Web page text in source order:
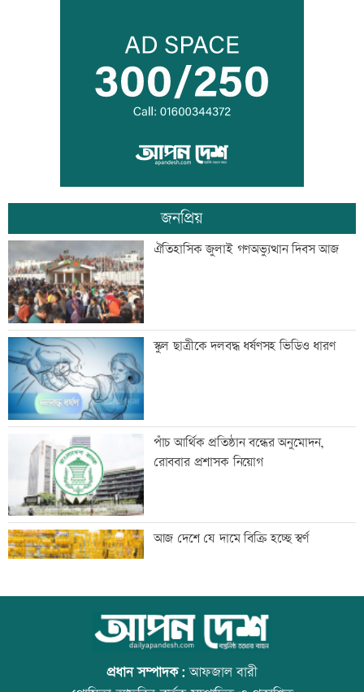
আজ দেশে স্বর্ণের ভরি কত
ড্রেন নির্মাণ কাজে ধীরগতি, চরম বিপাকে
ব্যবসায়ীরা
নোয়াখালীতে পুকুরে পড়ে শিশুর মৃত্যু
স্বামীর বিরুদ্ধে স্ত্রীর সংবাদ সম্মেলনে
জয়সওয়ালের সঙ্গে মৃণাল ঠাকুরের প্রেমের
গুঞ্জন
ইউএনওদের মানুষের কল্যাণে কাজ করার
আহবান প্রধানমন্ত্রীর
কালীগঞ্জে ৩ মাদকসেবীকে কারাদণ্ড
জনপ্রিয়
ঐতিহাসিক জুলাই গণঅভ্যুত্থান দিবস আজ
স্কুল ছাত্রীকে দলবদ্ধ ধর্ষণসহ ভিডিও ধারণ
পাঁচ আর্থিক প্রতিষ্ঠান বন্ধের অনুমোদন,
রোববার প্রশাসক নিয়োগ
আজ দেশে যে দামে বিক্রি হচ্ছে স্বর্ণ
আজ বিশ্ব বন্ধু দিবস
প্রধান সম্পাদক:আফজাল বারী